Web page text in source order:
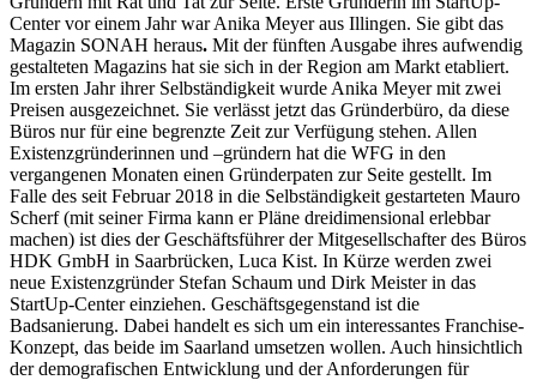
Center vor einem Jahr war Anika Meyer aus Illingen. Sie gibt das
Magazin SONAH heraus. Mit der fünften Ausgabe ihres aufwendig
gestalteten Magazins hat sie sich in der Region am Markt etabliert.
Im ersten Jahr ihrer Selbständigkeit wurde Anika Meyer mit zwei
Preisen ausgezeichnet. Sie verlässt jetzt das Gründerbüro, da diese
Büros nur für eine begrenzte Zeit zur Verfügung stehen. Allen
Existenzgründerinnen und –gründern hat die WFG in den
vergangenen Monaten einen Gründerpaten zur Seite gestellt. Im
Falle des seit Februar 2018 in die Selbständigkeit gestarteten Mauro
Scherf (mit seiner Firma kann er Pläne dreidimensional erlebbar
machen) ist dies der Geschäftsführer der Mitgesellschafter des Büros
HDK GmbH in Saarbrücken, Luca Kist. In Kürze werden zwei
neue Existenzgründer Stefan Schaum und Dirk Meister in das
StartUp-Center einziehen. Geschäftsgegenstand ist die
Badsanierung. Dabei handelt es sich um ein interessantes Franchise-
Konzept, das beide im Saarland umsetzen wollen. Auch hinsichtlich
der demografischen Entwicklung und der Anforderungen für